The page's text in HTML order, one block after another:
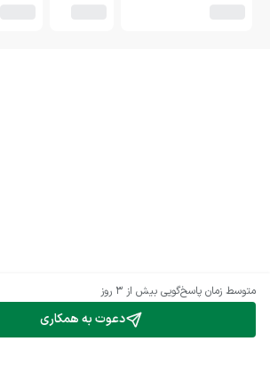
دعوت به همکاری
متوسط زمان پاسخ‌گویی بیش از ۳ روز